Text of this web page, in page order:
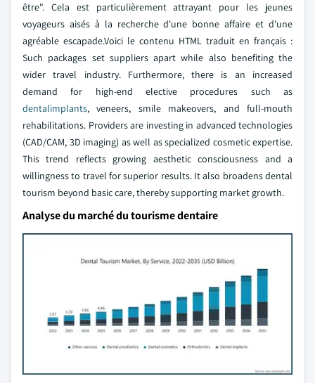
être". Cela est particulièrement attrayant pour les jeunes
voyageurs aisés à la recherche d'une bonne affaire et d'une
agréable escapade.Voici le contenu HTML traduit en français :
Such packages set suppliers apart while also benefiting the
wider travel industry. Furthermore, there is an increased
demand for high-end elective procedures such as
dentalimplants, veneers, smile makeovers, and full-mouth
rehabilitations. Providers are investing in advanced technologies
(CAD/CAM, 3D imaging) as well as specialized cosmetic expertise.
This trend reflects growing aesthetic consciousness and a
willingness to travel for superior results. It also broadens dental
tourism beyond basic care, thereby supporting market growth.
Analyse du marché du tourisme dentaire